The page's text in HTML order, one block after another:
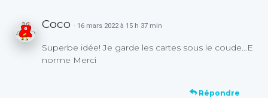
Coco · 16 mars 2022 à 15 h 37 min
Superbe idée! Je garde les cartes sous le coude…E
norme Merci
Répondre